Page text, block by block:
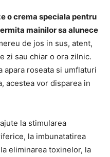
o crema speciala pentru
mainilor sa alunece
de jos in sus, atent,
zi sau chiar o ora zilnic.
apara roseata si umflaturi
acestea vor disparea in
la stimularea
la imbunatatirea
eliminarea toxinelor, la